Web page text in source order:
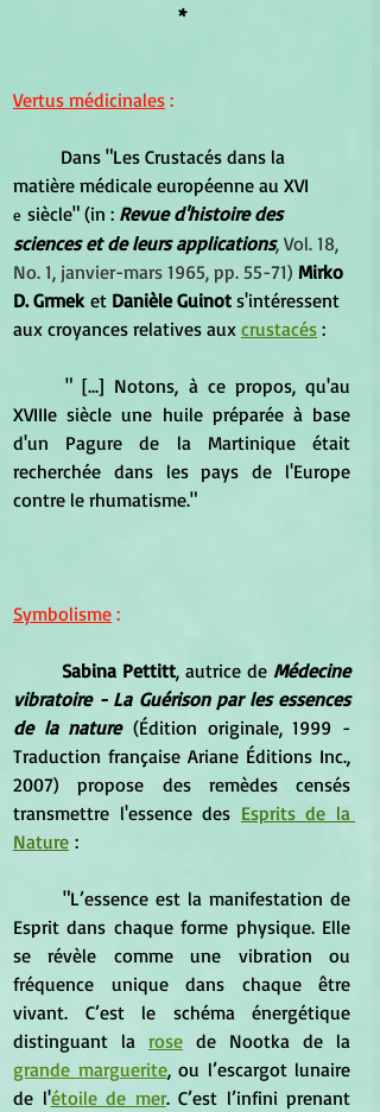
*
Vertus médicinales :
	Dans "
Les Crustacés dans la
matière médicale européenne au XVI
e siècle" (in : Revue d'histoire des
sciences et de leurs applications, Vol. 18,
No. 1, janvier-mars 1965, pp. 55-71) Mirko
D. Grmek et Danièle Guinot s'intéressent
aux croyances relatives aux crustacés :
	" [...] Notons, à ce propos, qu'au
XVIIIe siècle une huile préparée à base
d'un Pagure de la Martinique était
recherchée dans les pays de l'Europe
contre le rhumatisme."
Symbolisme :
Sabina Pettitt, autrice de Médecine
vibratoire - La Guérison par les essences
de la nature (Édition originale, 1999 -
Traduction française Ariane Éditions Inc.,
2007) propose des remèdes censés
transmettre l'essence des Esprits de la
Nature :
Esprit dans chaque forme physique. Elle
se révèle comme une vibration ou
fréquence unique dans chaque être
vivant. C’est le schéma énergétique
distinguant la rose
grande marguerite, ou l’escargot lunaire
de l'étoile de mer. C’est l’infini prenant